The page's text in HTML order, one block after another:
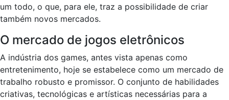
um todo, o que, para ele, traz a possibilidade de criar
também novos mercados.
O mercado de jogos eletrônicos
A indústria dos games, antes vista apenas como
entretenimento, hoje se estabelece como um mercado de
trabalho robusto e promissor. O conjunto de habilidades
criativas, tecnológicas e artísticas necessárias para a